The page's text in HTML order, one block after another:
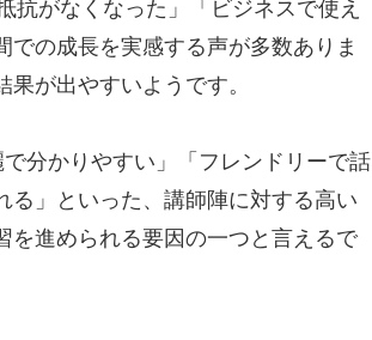
抗がなくなった」「ビジネスで使え
の成長を実感する声が多数ありま
が出やすいようです。
分かりやすい」「フレンドリーで話
る」といった、講師陣に対する高い
を進められる要因の一つと言えるで